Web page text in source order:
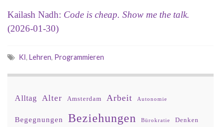
Kailash Nadh: Code is cheap. Show me the talk.
(2026-01-30)
KI, Lehren, Programmieren
Alltag Alter Amsterdam Arbeit Autonomie
Begegnungen Beziehungen Bürokratie Denken